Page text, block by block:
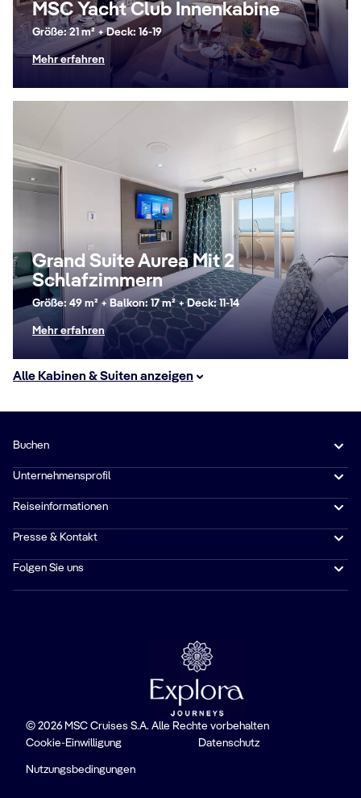
MSC Yacht Club Innenkabine
Größe: 21 m² + Deck: 16-19
Mehr erfahren
Grand Suite Aurea Mit 2
Schlafzimmern
Größe: 49 m² + Balkon: 17 m² + Deck: 11-14
Mehr erfahren
Alle Kabinen & Suiten anzeigen
Buchen
Unternehmensprofil
Reiseinformationen
Presse & Kontakt
Folgen Sie uns
© 2026 MSC Cruises S.A. Alle Rechte vorbehalten
Cookie-Einwilligung
Datenschutz
Nutzungsbedingungen